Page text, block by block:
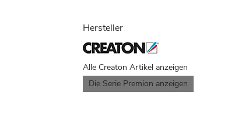
Hersteller
Alle Creaton Artikel anzeigen
Die Serie Premion anzeigen